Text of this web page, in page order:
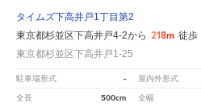
タイムズ下高井戸1丁目第2
東京都杉並区下高井戸4-2から 218m 徒歩
東京都杉並区下高井戸1-25
駐車場形式 - 屋内外形式
全長 500cm 全幅